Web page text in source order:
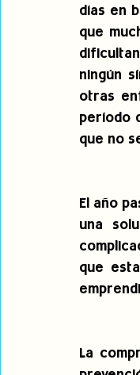
días en
que
ningún
otras
período
que no
El año
una
que
La